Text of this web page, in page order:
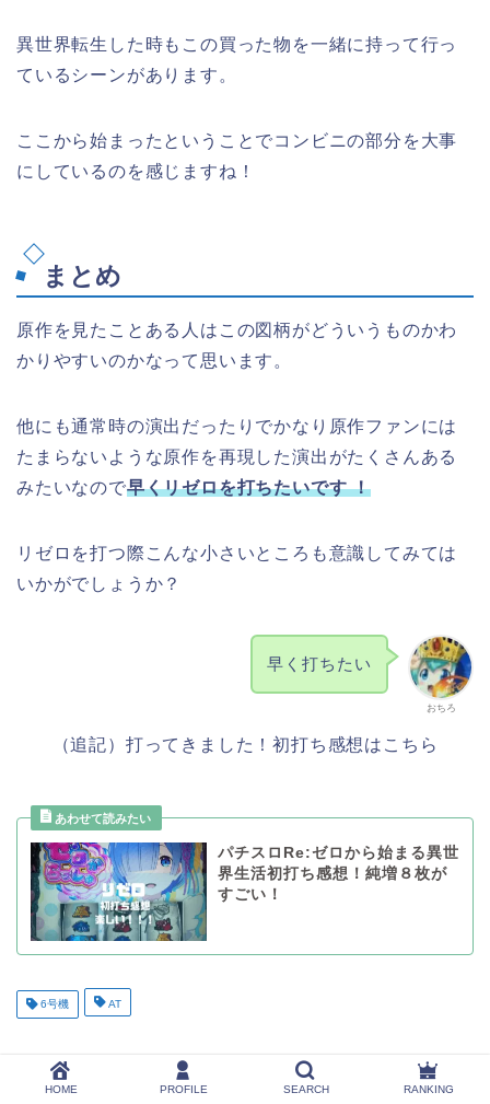
異世界転生した時もこの買った物を一緒に持って行っ
ているシーンがあります。
ここから始まったということでコンビニの部分を大事
にしているのを感じますね！
まとめ
原作を見たことある人はこの図柄がどういうものかわ
かりやすいのかなって思います。
他にも通常時の演出だったりでかなり原作ファンには
たまらないような原作を再現した演出がたくさんある
みたいなので早くリゼロを打ちたいです ！
リゼロを打つ際こんな小さいところも意識してみては
いかがでしょうか？
おちろ
早く打ちたい
（追記）打ってきました！初打ち感想はこちら
パチスロRe:ゼロから始まる異世
界生活初打ち感想！純増８枚が
すごい！
6号機 AT
ABOUT ME
HOME PROFILE SEARCH RANKING